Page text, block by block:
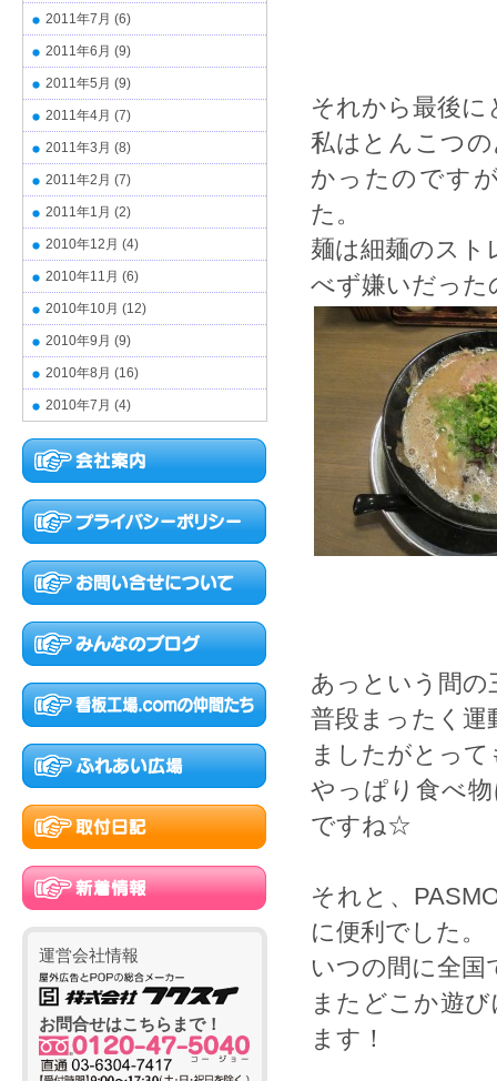
それから最後
私はとんこつ
かったのです
た。
麺は細麺のスト
べず嫌いだっ
あっという間の
普段まったく運
ましたがとっ
やっぱり食べ
ですね☆
それと、
に便利でした。
いつの間に全
またどこか遊
ます！
2011年7月 (6)
2011年6月 (9)
2011年5月 (9)
2011年4月 (7)
2011年3月 (8)
2011年2月 (7)
2011年1月 (2)
2010年12月 (4)
2010年11月 (6)
2010年10月 (12)
2010年9月 (9)
2010年8月 (16)
2010年7月 (4)
運営会社情報
お問合せはこちらまで！